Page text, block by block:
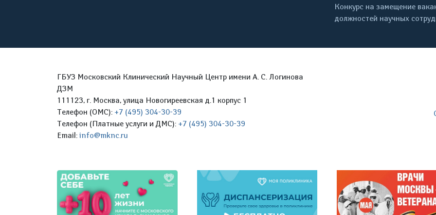
Конкурс на замещение
должностей научных
ГБУЗ Московский Клинический Научный Центр имени А. С. Логинова
ДЗМ
111123, г. Москва, улица Новогиреевская д.1 корпус 1
Телефон (ОМС): +7 (495) 304-30-39
Телефон (Платные услуги и ДМС): +7 (495) 304-30-39
Email: info@mknc.ru